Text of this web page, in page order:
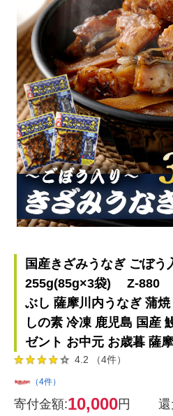
国産きざみうなぎ ごぼ
255g(85g×3袋) Z-880
ぶし 薩摩川内うなぎ 蒲
しの素 冷凍 鹿児島 国産
ゼント お中元 お歳暮 薩
4.2 （4件）
（4件）
寄付金額:10,000円